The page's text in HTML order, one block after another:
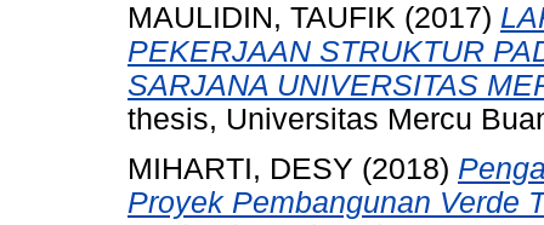
MAULIDIN, TAUFIK (2017)
PEKERJAAN STRUKTUR
SARJANA UNIVERSITAS
thesis, Universitas Mercu
MIHARTI, DESY (2018)
Proyek Pembangunan Verde